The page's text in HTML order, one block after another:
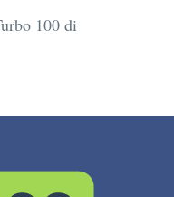
100 di